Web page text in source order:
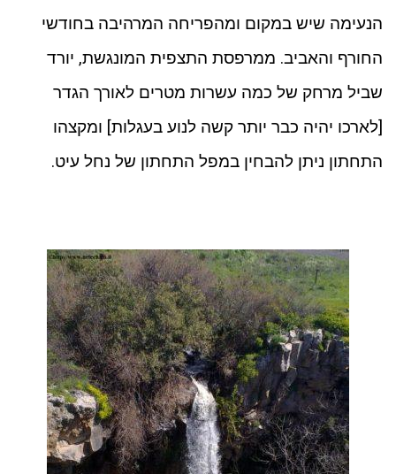
הנעימה שיש במקום ומהפריחה המרהיבה בחודשי
החורף והאביב. ממרפסת התצפית המונגשת, יורד
שביל מרחק של כמה עשרות מטרים לאורך הגדר
[לארכו יהיה כבר יותר קשה לנוע בעגלות] ומקצהו
התחתון ניתן להבחין במפל התחתון של נחל עיט.